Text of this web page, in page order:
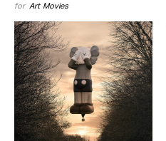
for Art,Movies